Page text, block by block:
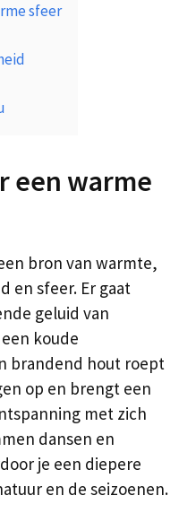
sfeer
een warme
bron van warmte,
en sfeer. Er gaat
geluid van
koude
brandend hout roept
op en brengt een
met zich
dansen en
je een diepere
en de seizoenen.